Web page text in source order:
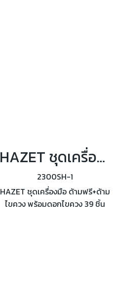
HAZET ชุดเครื่องมือ 39 ชิ้น SmartHolder รุ่น 2300SH-1
2300SH-1
HAZET ชุดเครื่องมือ ด้ามฟรี+ด้าม
ไขควง พร้อมดอกไขควง 39 ชิ้น